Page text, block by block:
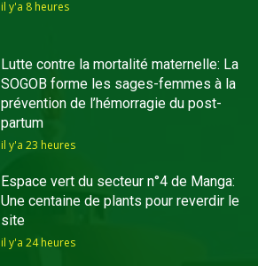
il y'a 8 heures
Lutte contre la mortalité maternelle: La
SOGOB forme les sages-femmes à la
prévention de l’hémorragie du post-
partum
il y'a 23 heures
Espace vert du secteur n°4 de Manga:
Une centaine de plants pour reverdir le
site
il y'a 24 heures